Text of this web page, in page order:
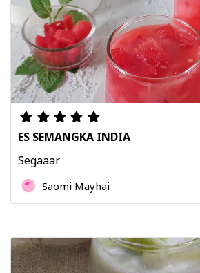
ES SEMANGKA INDIA
Segaaar
Saomi Mayhai